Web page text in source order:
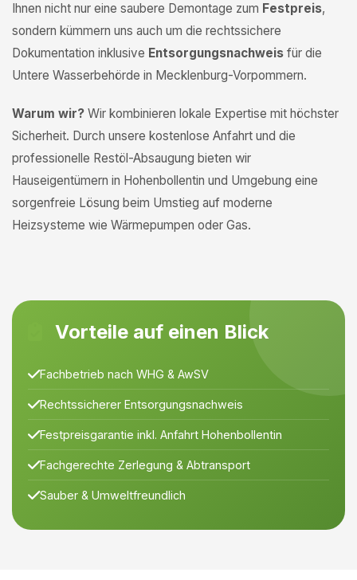
Ihnen nicht nur eine saubere Demontage zum Festpreis,
sondern kümmern uns auch um die rechtssichere
Dokumentation inklusive Entsorgungsnachweis für die
Untere Wasserbehörde in Mecklenburg-Vorpommern.
Warum wir? Wir kombinieren lokale Expertise mit höchster
Sicherheit. Durch unsere kostenlose Anfahrt und die
professionelle Restöl-Absaugung bieten wir
Hauseigentümern in Hohenbollentin und Umgebung eine
sorgenfreie Lösung beim Umstieg auf moderne
Heizsysteme wie Wärmepumpen oder Gas.
Vorteile auf einen Blick
Fachbetrieb nach WHG & AwSV
Rechtssicherer Entsorgungsnachweis
Festpreisgarantie inkl. Anfahrt Hohenbollentin
Fachgerechte Zerlegung & Abtransport
Sauber & Umweltfreundlich